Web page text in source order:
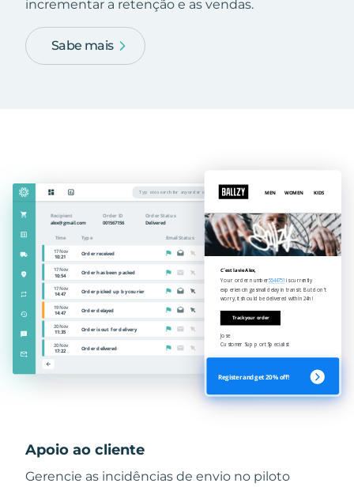
incrementar a retenção e as vendas.
Sabe mais
Apoio ao cliente
Gerencie as incidências de envio no piloto